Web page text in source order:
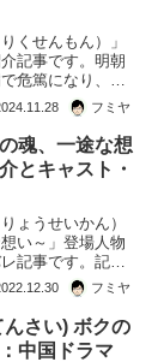
くせんもん）」
記事です。明朝
危篤になり、後
朱祐樘の派閥と
ました。そんな
生。捜査機関の
令...
フミヤ
魂、一途な想
とキャスト・
ょうせいかん）
い～」登場人物
記事です。記憶
を生きるヒロイ
BIOU-」で拓跋迪
チーヒロインを
フミヤ
さい) ボクの
中国ドラマ